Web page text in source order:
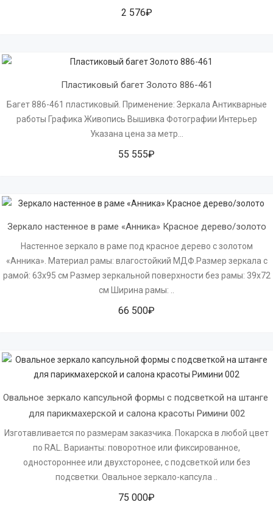
2 576₽
Пластиковый багет Золото 886-461
Багет 886-461 пластиковый. Применение: Зеркала Антикварные
работы Графика Живопись Вышивка Фотографии Интерьер
Указана цена за метр...
55 555₽
Зеркало настенное в раме «Анника» Красное дерево/золото
Настенное зеркало в раме под красное дерево с золотом
«Анника». Материал рамы: влагостойкий МДФ.Размер зеркала с
рамой: 63х95 см Размер зеркальной поверхности без рамы: 39х72
см Ширина рамы: ..
66 500₽
Овальное зеркало капсульной формы с подсветкой на штанге
для парикмахерской и салона красоты Римини 002
Изготавливается по размерам заказчика. Покарска в любой цвет
по RAL. Варианты: поворотное или фиксированное,
одностороннее или двухсторонее, с подсветкой или без
подсветки. Овальное зеркало-капсула ..
75 000₽